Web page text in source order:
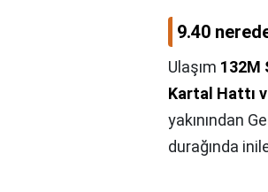
9.40
Ulaşım 132M
Kartal Hattı
yakınından
durağında